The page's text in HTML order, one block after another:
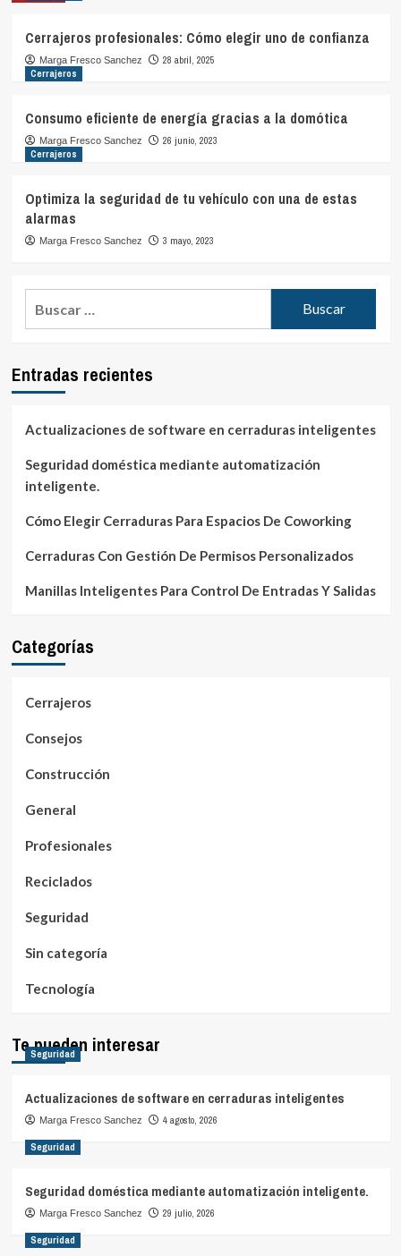
Cerrajeros profesionales: Cómo elegir uno de confianza
Marga Fresco Sanchez
28 abril, 2025
Cerrajeros
Consumo eficiente de energía gracias a la domótica
Marga Fresco Sanchez
26 junio, 2023
Cerrajeros
Optimiza la seguridad de tu vehículo con una de estas
alarmas
Marga Fresco Sanchez 3 mayo, 2023
Entradas recientes
Actualizaciones de software en cerraduras inteligentes
Seguridad doméstica mediante automatización
inteligente.
Cómo Elegir Cerraduras Para Espacios De Coworking
Cerraduras Con Gestión De Permisos Personalizados
Manillas Inteligentes Para Control De Entradas Y Salidas
Categorías
Cerrajeros
Consejos
Construcción
General
Profesionales
Reciclados
Seguridad
Sin categoría
Tecnología
Te pueden interesar
Seguridad
Actualizaciones de software en cerraduras inteligentes
Marga Fresco Sanchez 4 agosto, 2026
Seguridad
Seguridad doméstica mediante automatización inteligente.
Marga Fresco Sanchez 29 julio, 2026
Seguridad